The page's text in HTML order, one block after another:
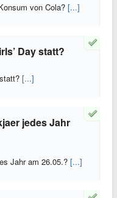
von Cola? [...]
Day statt?
[...]
jedes Jahr
Jahr am 26.05.? [...]